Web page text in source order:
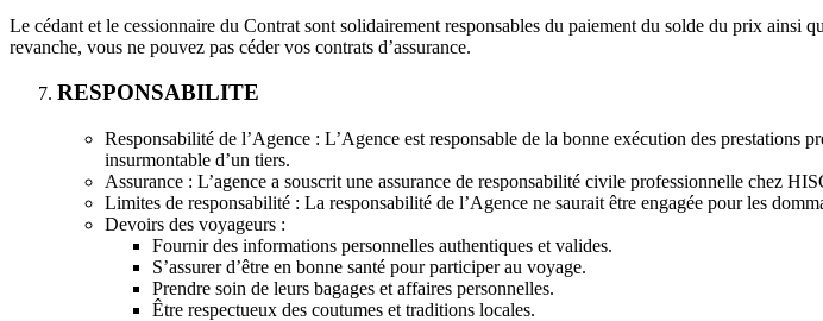
Le cédant et le cessionnaire du Contrat sont solidairement responsables du paiement du solde du prix ainsi
revanche, vous ne pouvez pas céder vos contrats d’assurance.
RESPONSABILITE
Responsabilité de l’Agence : L’Agence est responsable de la bonne exécution des
insurmontable d’un tiers.
Assurance : L’agence a souscrit une assurance de responsabilité civile professionnelle chez
Limites de responsabilité : La responsabilité de l’Agence ne saurait être engagée pour les
Devoirs des voyageurs :
Fournir des informations personnelles authentiques et valides.
S’assurer d’être en bonne santé pour participer au voyage.
Prendre soin de leurs bagages et affaires personnelles.
Être respectueux des coutumes et traditions locales.